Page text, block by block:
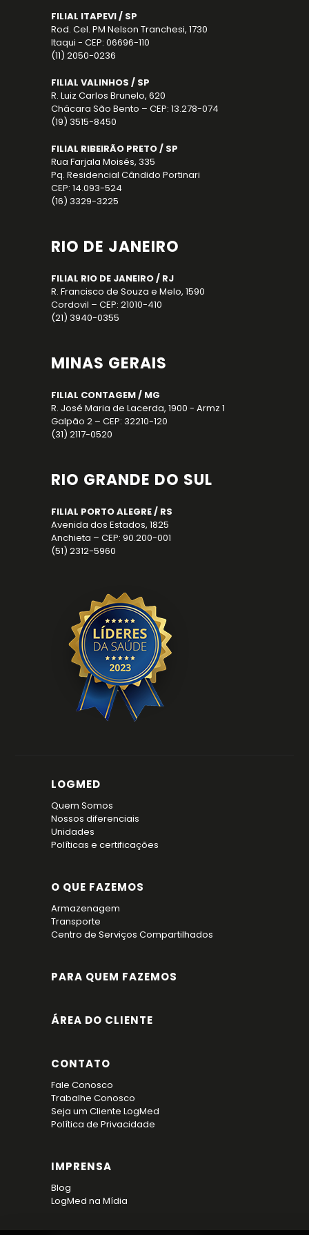
FILIAL ITAPEVI / SP
Rod. Cel. PM Nelson Tranchesi, 1730
Itaqui - CEP: 06696-110
(11) 2050-0236
FILIAL VALINHOS / SP
R. Luiz Carlos Brunelo, 620
Chácara São Bento – CEP: 13.278-074
(19) 3515-8450
FILIAL RIBEIRÃO PRETO / SP
Rua Farjala Moisés, 335
Pq. Residencial Cândido Portinari
CEP: 14.093-524
(16) 3329-3225
RIO DE JANEIRO
FILIAL RIO DE JANEIRO / RJ
R. Francisco de Souza e Melo, 1590
Cordovil – CEP: 21010-410
(21) 3940-0355
MINAS GERAIS
FILIAL CONTAGEM / MG
R. José Maria de Lacerda, 1900 - Armz 1
Galpão 2 – CEP: 32210-120
(31) 2117-0520
RIO GRANDE DO SUL
FILIAL PORTO ALEGRE / RS
Avenida dos Estados, 1825
Anchieta – CEP: 90.200-001
(51) 2312-5960
LOGMED
Quem Somos
Nossos diferenciais
Unidades
Políticas e certificações
O QUE FAZEMOS
Armazenagem
Transporte
Centro de Serviços Compartilhados
PARA QUEM FAZEMOS
ÁREA DO CLIENTE
CONTATO
Fale Conosco
Trabalhe Conosco
Seja um Cliente LogMed
Política de Privacidade
IMPRENSA
Blog
LogMed na Mídia